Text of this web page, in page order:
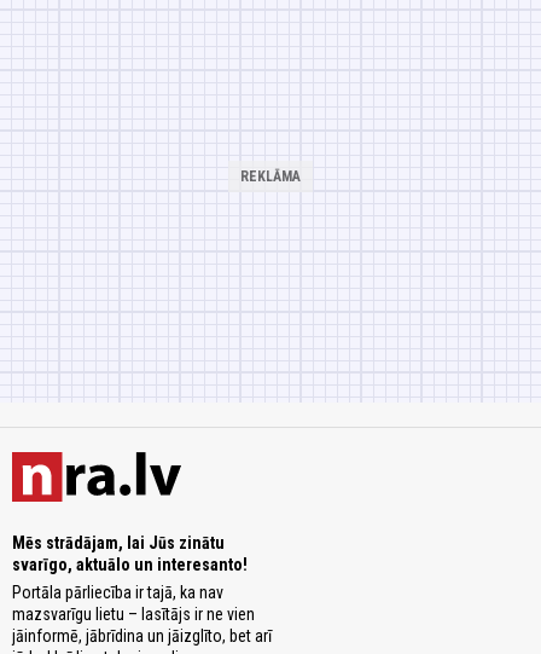
Mēs strādājam, lai Jūs zinātu
svarīgo, aktuālo un interesanto!
Portāla pārliecība ir tajā, ka nav
mazsvarīgu lietu – lasītājs ir ne vien
jāinformē, jābrīdina un jāizglīto, bet arī